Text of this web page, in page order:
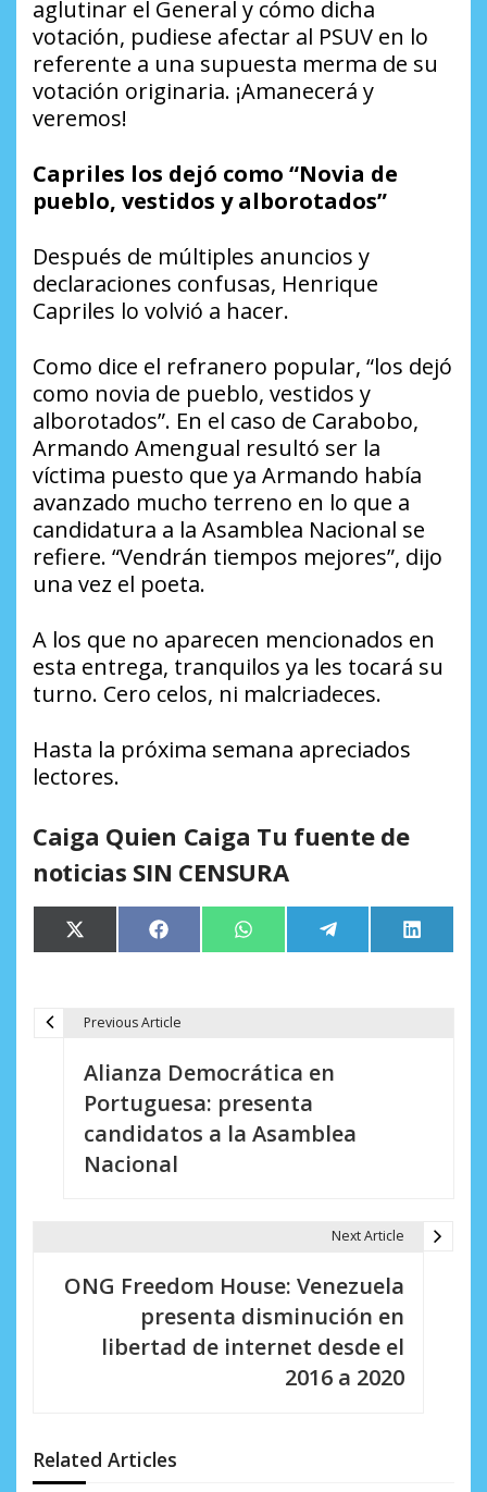
aglutinar el General y cómo dicha
votación, pudiese afectar al PSUV en lo
referente a una supuesta merma de su
votación originaria. ¡Amanecerá y
veremos!
Capriles los dejó como “Novia de
pueblo, vestidos y alborotados”
Después de múltiples anuncios y
declaraciones confusas, Henrique
Capriles lo volvió a hacer.
Como dice el refranero popular, “los dejó
como novia de pueblo, vestidos y
alborotados”. En el caso de Carabobo,
Armando Amengual resultó ser la
víctima puesto que ya Armando había
avanzado mucho terreno en lo que a
candidatura a la Asamblea Nacional se
refiere. “Vendrán tiempos mejores”, dijo
una vez el poeta.
A los que no aparecen mencionados en
esta entrega, tranquilos ya les tocará su
turno. Cero celos, ni malcriadeces.
Hasta la próxima semana apreciados
lectores.
Caiga Quien Caiga Tu fuente de
noticias SIN CENSURA
Compartir
en
X
(Twitter)
Compartir
en
Facebook Compartir
en
WhatsApp Compartir
en
Telegram
en
LinkedIn
e
Previous Article
Alianza Democrática en
Portuguesa: presenta
candidatos a la Asamblea
Nacional
Next Article
ONG Freedom House: Venezuela
presenta disminución en
libertad de internet desde el
2016 a 2020
Related Articles